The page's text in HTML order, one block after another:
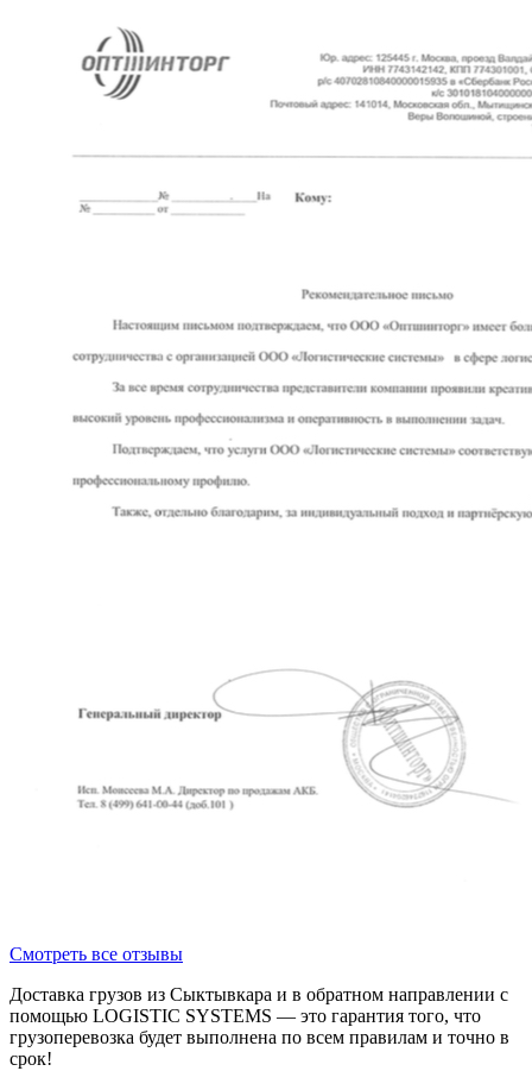
Смотреть все отзывы
Доставка грузов из Сыктывкара и в обратном направлении с
помощью LOGISTIC SYSTEMS — это гарантия того, что
грузоперевозка будет выполнена по всем правилам и точно в
срок!